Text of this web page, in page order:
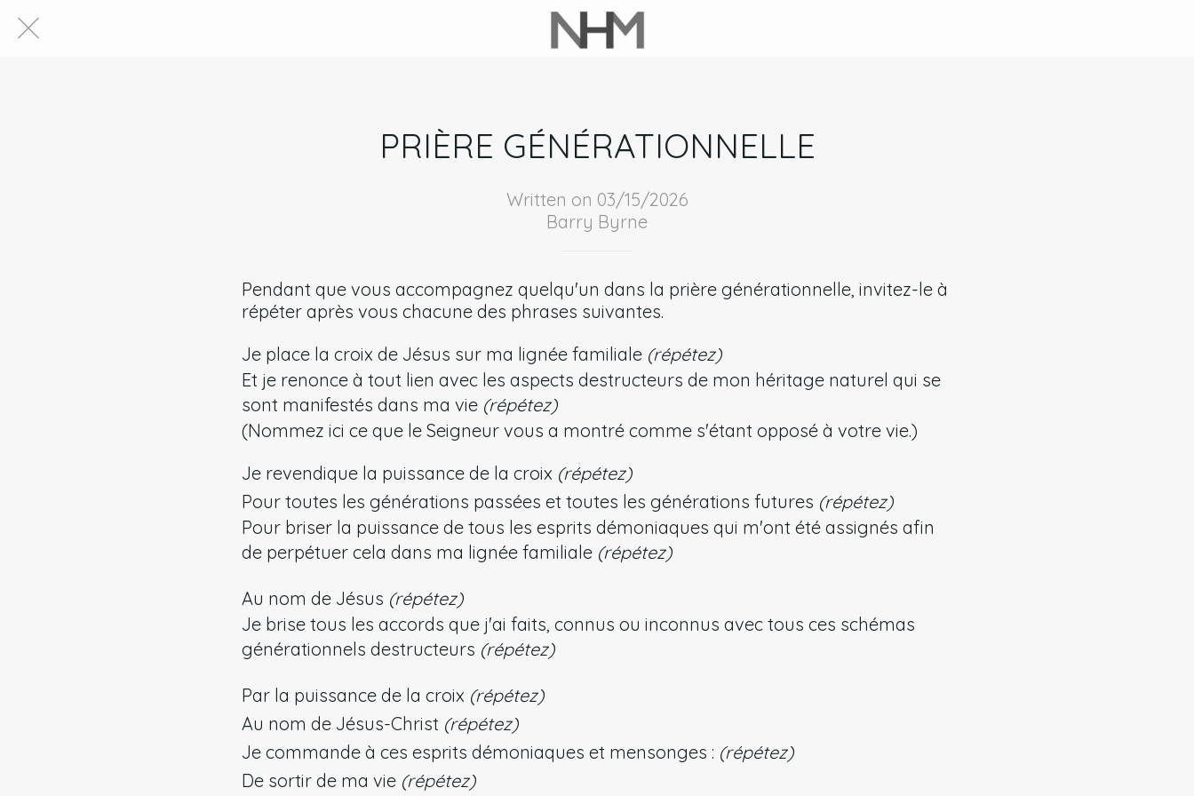
PRIÈRE GÉNÉRATIONNELLE
Written on 03/15/2026
Barry Byrne
Pendant que vous accompagnez quelqu'un dans la prière générationnelle, invitez-le à
répéter après vous chacune des phrases suivantes.
Je place la croix de Jésus sur ma lignée familiale (répétez)
Et je renonce à tout lien avec les aspects destructeurs de mon héritage naturel qui se
sont manifestés dans ma vie (répétez)
(Nommez ici ce que le Seigneur vous a montré comme s'étant opposé à votre vie.)
Je revendique la puissance de la croix (répétez)
Pour toutes les générations passées et toutes les générations futures (répétez)
Pour briser la puissance de tous les esprits démoniaques qui m'ont été assignés afin
de perpétuer cela dans ma lignée familiale (répétez)
Au nom de Jésus (répétez)
Je brise tous les accords que j'ai faits, connus ou inconnus avec tous ces schémas
générationnels destructeurs (répétez)
Par la puissance de la croix (répétez)
Au nom de Jésus-Christ (répétez)
Je commande à ces esprits démoniaques et mensonges : (répétez)
De sortir de ma vie (répétez)